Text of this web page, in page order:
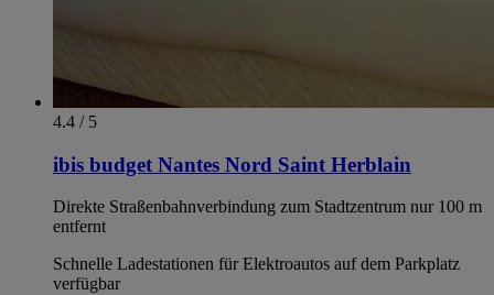
4.4 / 5
ibis budget Nantes Nord Saint Herblain
Direkte Straßenbahnverbindung zum Stadtzentrum nur 100 m
entfernt
Schnelle Ladestationen für Elektroautos auf dem Parkplatz
verfügbar